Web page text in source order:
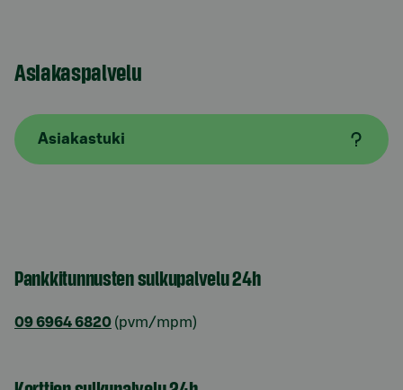
Asiakaspalvelu
Asiakastuki
Pankkitunnusten sulkupalvelu 24h
09 6964 6820 (pvm/mpm)